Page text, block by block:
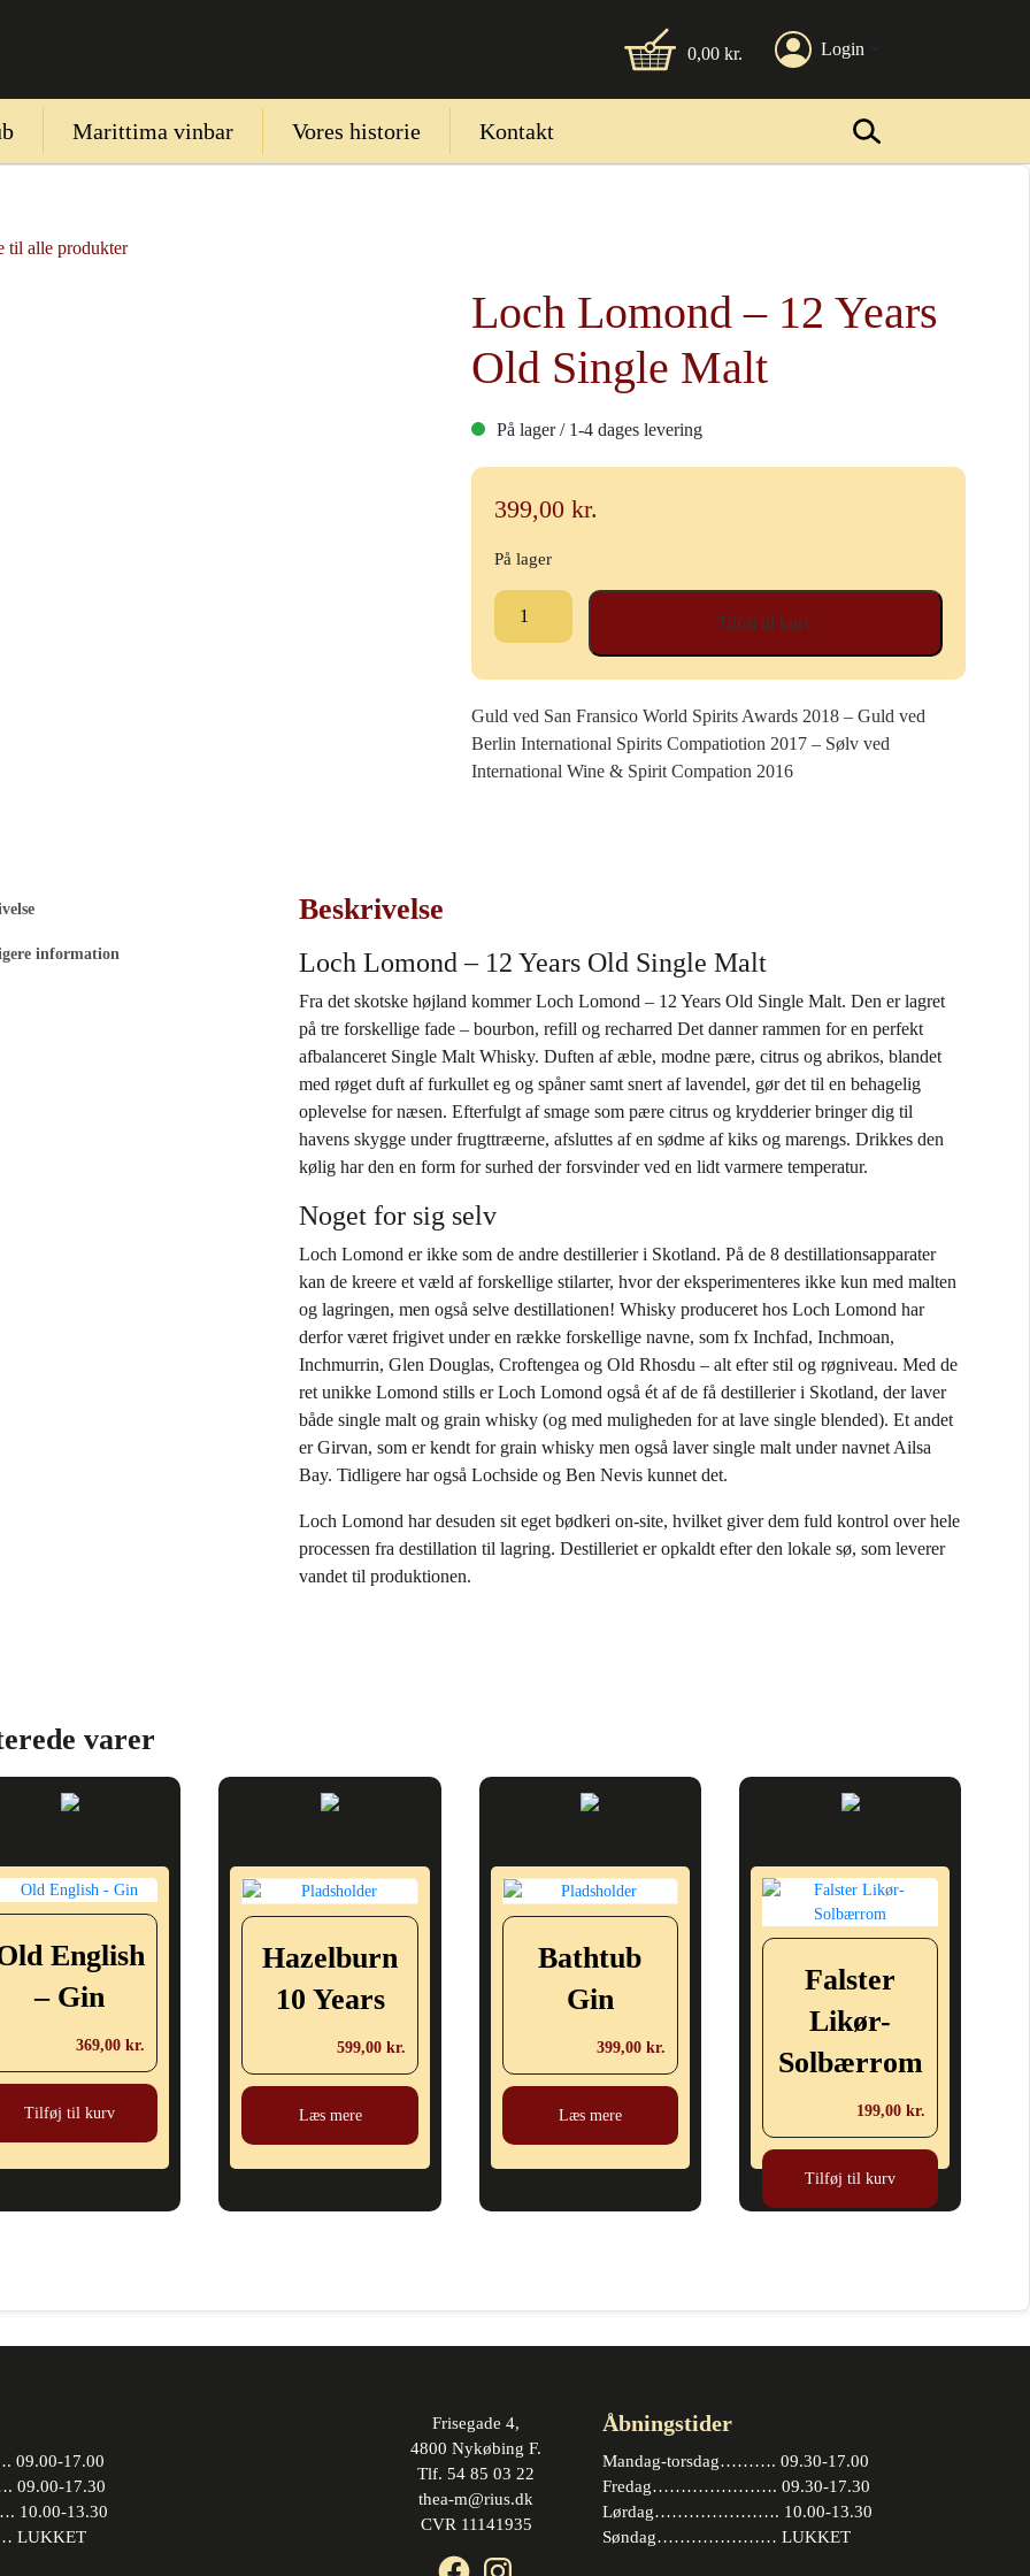
0,00kr. Login
Marittima vinbar Vores historie Kontakt
til alle produkter
Loch Lomond – 12 Years
Old Single Malt
På lager / 1-4 dages levering
399,00 kr.
På lager
Loch
Lomond
12
Years
Old
Single
Tilføj til kurv
Guld ved San Fransico World Spirits Awards 2018 – Guld ved
Berlin International Spirits Compatiotion 2017 – Sølv ved
International Wine & Spirit Compation 2016
information
Beskrivelse
Loch Lomond – 12 Years Old Single Malt
Fra det skotske højland kommer Loch Lomond – 12 Years Old Single Malt. Den er lagret
på tre forskellige fade – bourbon, refill og recharred Det danner rammen for en perfekt
afbalanceret Single Malt Whisky. Duften af æble, modne pære, citrus og abrikos, blandet
med røget duft af furkullet eg og spåner samt snert af lavendel, gør det til en behagelig
oplevelse for næsen. Efterfulgt af smage som pære citrus og krydderier bringer dig til
havens skygge under frugttræerne, afsluttes af en sødme af kiks og marengs. Drikkes den
kølig har den en form for surhed der forsvinder ved en lidt varmere temperatur.
Noget for sig selv
Loch Lomond er ikke som de andre destillerier i Skotland. På de 8 destillationsapparater
kan de kreere et væld af forskellige stilarter, hvor der eksperimenteres ikke kun med malten
og lagringen, men også selve destillationen! Whisky produceret hos Loch Lomond har
derfor været frigivet under en række forskellige navne, som fx Inchfad, Inchmoan,
Inchmurrin, Glen Douglas, Croftengea og Old Rhosdu – alt efter stil og røgniveau. Med de
ret unikke Lomond stills er Loch Lomond også ét af de få destillerier i Skotland, der laver
både single malt og grain whisky (og med muligheden for at lave single blended). Et andet
er Girvan, som er kendt for grain whisky men også laver single malt under navnet Ailsa
Bay. Tidligere har også Lochside og Ben Nevis kunnet det.
Loch Lomond har desuden sit eget bødkeri on-site, hvilket giver dem fuld kontrol over hele
processen fra destillation til lagring. Destilleriet er opkaldt efter den lokale sø, som leverer
vandet til produktionen.
varer
English
– Gin
369,00kr.
Tilføj til kurv
Hazelburn
10 Years
599,00 kr.
Læs mere
Bathtub
Gin
399,00kr.
Læs mere
Falster
Likør-
Solbærrom
199,00kr.
Tilføj til kurv
09.00-17.00
17.30
13.30
Frisegade 4,
4800 Nykøbing F.
Tlf. 54 85 03 22
thea-m@rius.dk
CVR 11141935
Åbningstider
Mandag-torsdag………. 09.30-17.00
Fredag…………………. 09.30-17.30
Lørdag…………………. 10.00-13.30
Søndag………………… LUKKET